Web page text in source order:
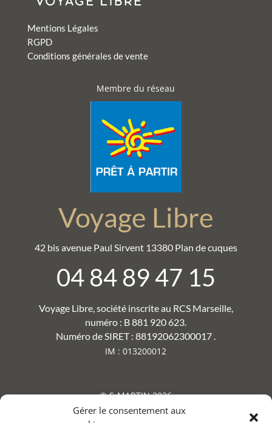
Gérer le consentement aux
Mentions Légales
RGPD
Conditions générales de vente
Membre du réseau
Voyage Libre
42 bis avenue Paul Sirvent 13380 Plan de cuques
04 84 89 47 15
Voyage Libre, société inscrite au RCS Marseille,
numéro : B 881 920 623.
Numéro de SIRET : 88192062300017 .
IM : 013200012
© S-MARTIN 2026